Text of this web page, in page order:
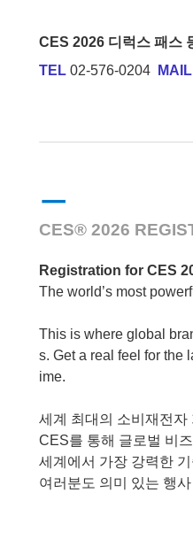
CES 2026 디럭스 패스
TEL 02-576-0204 MAIL
ㅡ
CES® 2026
Registration for CES
The world’s most
This is where global
s. Get a real feel for the
ime.
세계 최대의 소비재전자
CES를 통해 글로벌 비
세계에서 가장 강력한
여러분도 의미 있는 행